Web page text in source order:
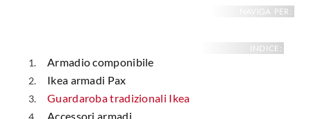
NAVIGA PER:
INDICE:
Armadio componibile
Ikea armadi Pax
Guardaroba tradizionali Ikea
Accessori armadi